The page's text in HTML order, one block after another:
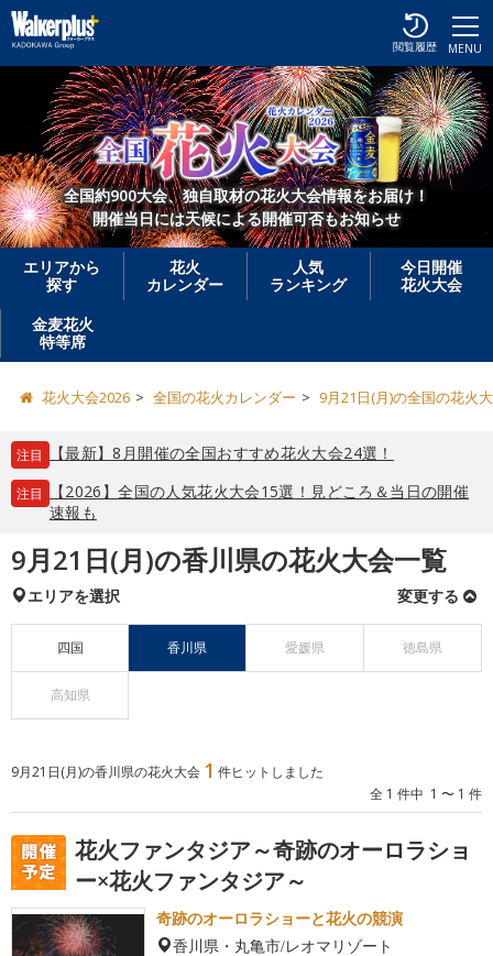
MENU
閲覧履歴
全国約900大会、独自取材の花火大会情報をお届け！
開催当日には天候による開催可否もお知らせ
エリアから
探す
花火
カレンダー
人気
ランキング
今日開催
花火大会
金麦花火
特等席
花火大会2026 全国の花火カレンダー 9月21日(月)の全国の花火
注目 【最新】8月開催の全国おすすめ花火大会24選！
注目
【2026】全国の人気花火大会15選！見どころ＆当日の開催
速報も
9月21日(月)の香川県の花火大会一覧
エリアを選択 変更する
四国 香川県 愛媛県 徳島県
高知県
9月21日(月)の香川県の花火大会 1 件ヒットしました
全 1 件中 1 〜 1 件
花火ファンタジア～奇跡のオーロラショ
ー×花火ファンタジア～
奇跡のオーロラショーと花火の競演
香川県・丸亀市/レオマリゾート